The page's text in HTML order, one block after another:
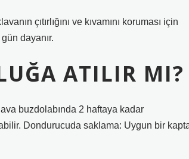
çıtırlığını ve kıvamını koruması için
dayanır.
ATILIR MI?
buzdolabında 2 haftaya kadar
Dondurucuda saklama: Uygun bir